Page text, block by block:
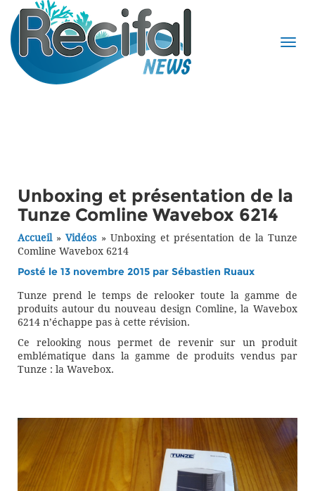
Unboxing et présentation de la
Tunze Comline Wavebox 6214
Accueil»Vidéos» Unboxing et présentation de la Tunze
Comline Wavebox 6214
Posté le 13 novembre 2015 par Sébastien Ruaux
Tunze prend le temps de relooker toute la gamme de
produits autour du nouveau design Comline, la Wavebox
6214 n’échappe pas à cette révision.
Ce relooking nous permet de revenir sur un produit
emblématique dans la gamme de produits vendus par
Tunze : la Wavebox.